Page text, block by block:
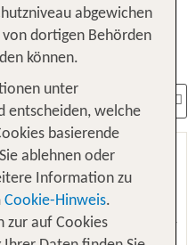
Spa Jesolo
abgewichen
dortigen Behörden
können.
unter
entscheiden, welche
basierende
ablehnen oder
Information zu
Cookie-Hinweis.
zur auf Cookies